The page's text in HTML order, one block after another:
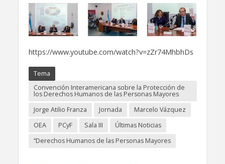
https://www.youtube.com/watch?v=zZr74MhbhDs
Tema
Convención Interamericana sobre la Protección de
los Derechos Humanos de las Personas Mayores
Jorge Atilio Franza
Jornada
Marcelo Vázquez
OEA
PCyF Sala III
Últimas Noticias
“Derechos Humanos de las Personas Mayores